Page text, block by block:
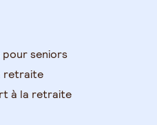
pour seniors
retraite
à la retraite